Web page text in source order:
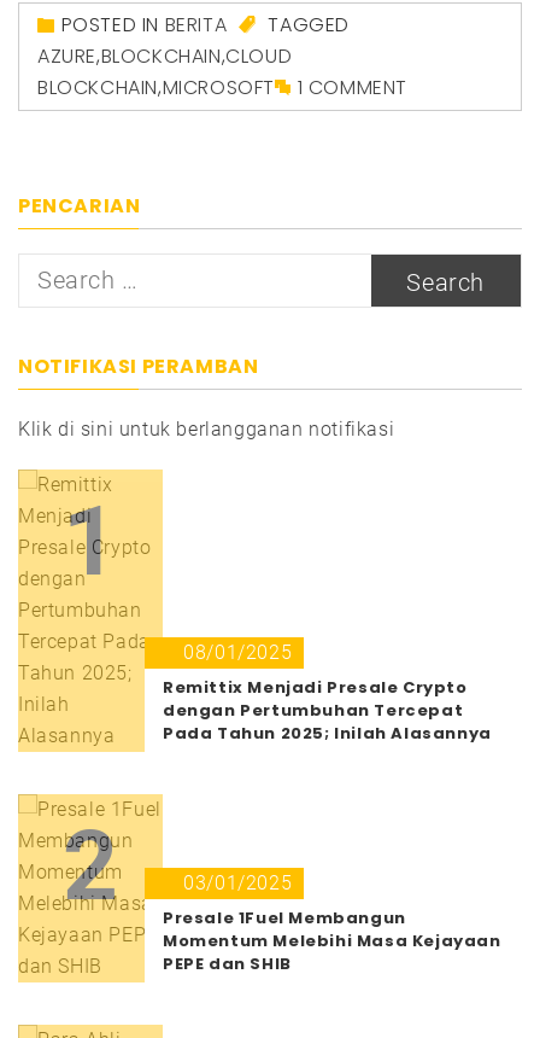
POSTED IN BERITA
TAGGED
AZURE,BLOCKCHAIN,CLOUD
BLOCKCHAIN,MICROSOFT 1 COMMENT
PENCARIAN
Search
NOTIFIKASI PERAMBAN
Klik di sini untuk berlangganan notifikasi
1
08/01/2025
Remittix Menjadi Presale Crypto
dengan Pertumbuhan Tercepat
Pada Tahun 2025; Inilah Alasannya
2
03/01/2025
Presale 1Fuel Membangun
Momentum Melebihi Masa Kejayaan
PEPE dan SHIB